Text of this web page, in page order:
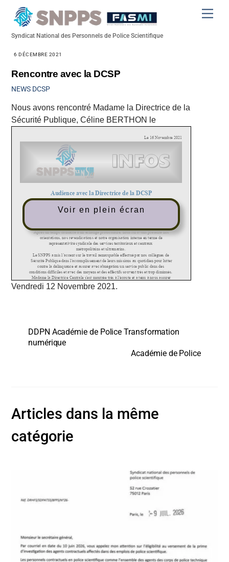
Syndicat National des Personnels de Police Scientifique
6 DÉCEMBRE 2021
Rencontre avec la DCSP
NEWS DCSP
Nous avons rencontré Madame la Directrice de la
Sécurité Publique, Céline BERTHON le
Voir en plein écran
Vendredi 12 Novembre 2021.
DDPN Académie de Police Transformation
numérique
Académie de Police
Articles dans la même
catégorie